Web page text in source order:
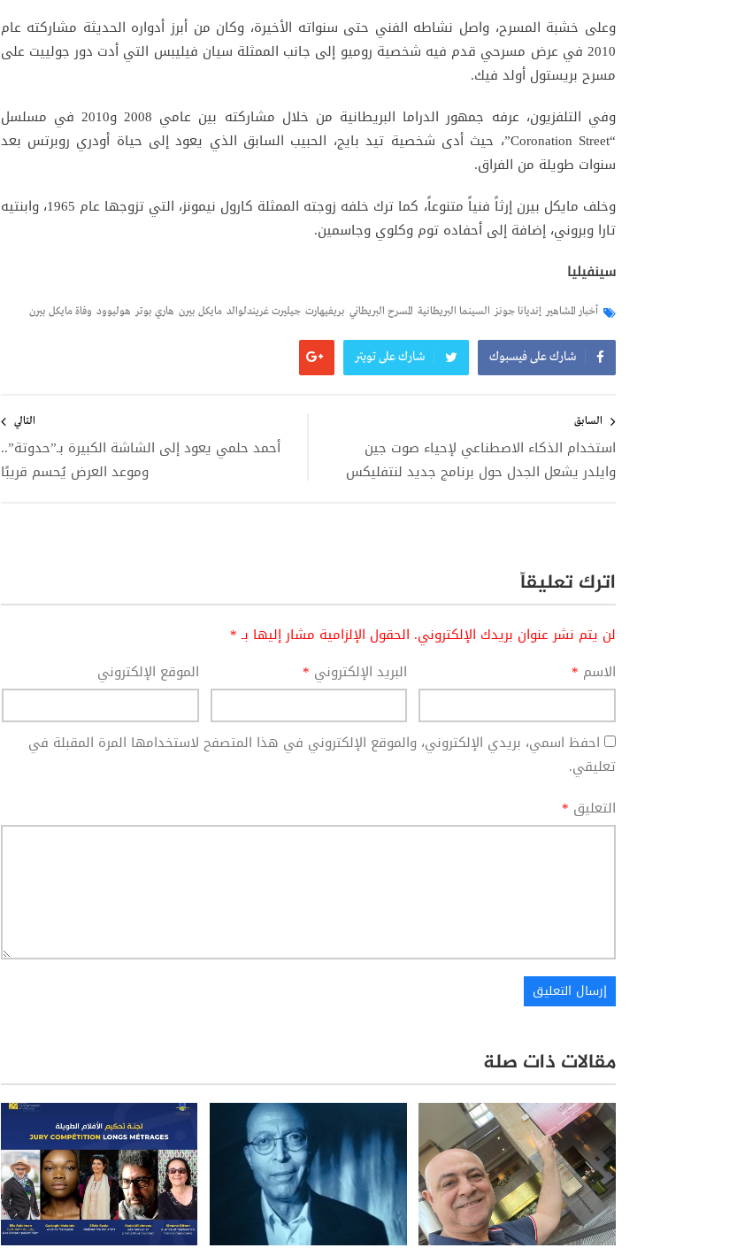
وعلى خشبة المسرح، واصل نشاطه الفني حتى سنواته الأخيرة، وكان من أبرز أدواره الحديثة مشاركته عام
2010 في عرض مسرحي قدم فيه شخصية روميو إلى جانب الممثلة سيان فيليبس التي أدت دور جولييت على
مسرح بريستول أولد فيك.
وفي التلفزيون، عرفه جمهور الدراما البريطانية من خلال مشاركته بين عامي 2008 و2010 في مسلسل
“Coronation Street”، حيث أدى شخصية تيد بايج، الحبيب السابق الذي يعود إلى حياة أودري روبرتس بعد
سنوات طويلة من الفراق.
وخلف مايكل بيرن إرثاً فنياً متنوعاً، كما ترك خلفه زوجته الممثلة كارول نيمونز، التي تزوجها عام 1965، وابنتيه
تارا وبروني، إضافة إلى أحفاده توم وكلوي وجاسمين.
سينفيليا
أخبار المشاهير إنديانا جونز السينما البريطانية المسرح البريطاني بريفيهارت جيليرت غريندلوالد مايكل بيرن هاري بوتر هوليوود وفاة مايكل بيرن
شارك على فيسبوك شارك على تويتر
المقالات
السابق
استخدام الذكاء الاصطناعي لإحياء صوت جين
وايلدر يشعل الجدل حول برنامج جديد لنتفليكس
التالي
أحمد حلمي يعود إلى الشاشة الكبيرة بـ”حدوتة”..
وموعد العرض يُحسم قريبًا
اترك تعليقاً
لن يتم نشر عنوان بريدك الإلكتروني. الحقول الإلزامية مشار إليها بـ*
الاسم * البريد الإلكتروني * الموقع الإلكتروني
احفظ اسمي، بريدي الإلكتروني، والموقع الإلكتروني في هذا المتصفح لاستخدامها المرة المقبلة في
تعليقي.
التعليق *
مقالات ذات صلة